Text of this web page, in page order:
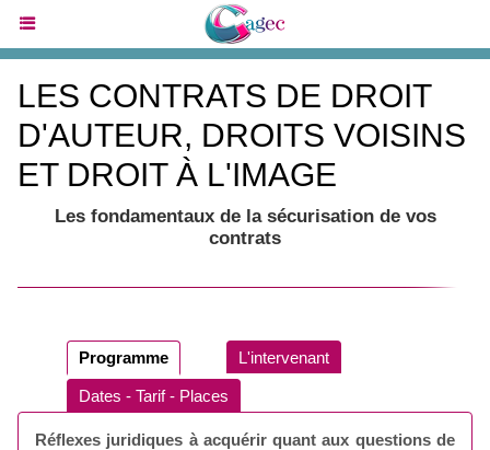
LES CONTRATS DE DROIT
D'AUTEUR, DROITS VOISINS
ET DROIT À L'IMAGE
Les fondamentaux de la sécurisation de vos
contrats
Programme L'intervenant
Dates - Tarif - Places
Réflexes juridiques à acquérir quant aux questions de